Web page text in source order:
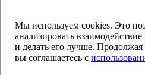
Политика конфиденциальности
Согласие на обработку
создание сайта:
Мы используем cookies. Это
анализировать
и делать его лучше. Продолжая
вы соглашаетесь с